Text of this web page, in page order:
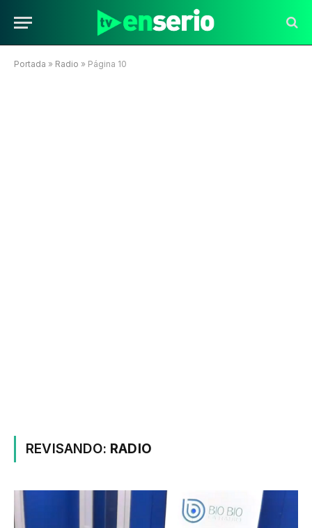
Portada » Radio » Página 10
REVISANDO: RADIO